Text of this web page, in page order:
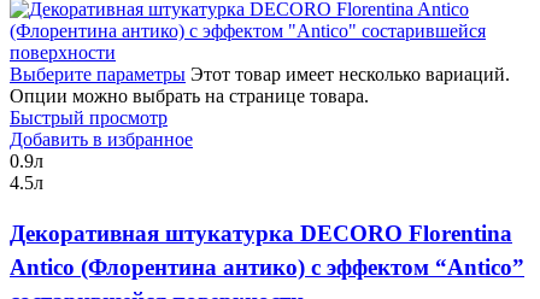
Выберите параметры Этот товар имеет несколько вариаций.
Опции можно выбрать на странице товара.
Быстрый просмотр
Добавить в избранное
0.9л
4.5л
Декоративная штукатурка DECORO Florentina
Antico (Флорентина антико) с эффектом “Antico”